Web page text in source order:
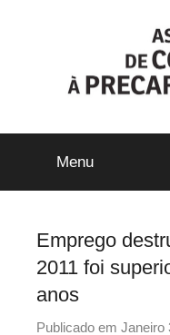
ACP-
Precári@s
Inflexíveis
Menu
Emprego
2011 foi
anos
Publicado em Janeiro